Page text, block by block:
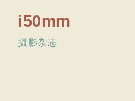
i50mm
摄影杂志